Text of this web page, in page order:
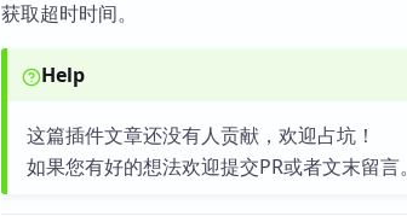
获取超时时间。
Help
这篇插件文章还没有人贡献，欢迎占坑！
如果您有好的想法欢迎提交PR或者文末留言。